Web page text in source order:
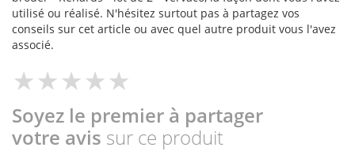
utilisé ou réalisé. N'hésitez surtout pas à partagez vos
conseils sur cet article ou avec quel autre produit vous l'avez
associé.
Soyez le premier à partager
votre avis sur ce produit